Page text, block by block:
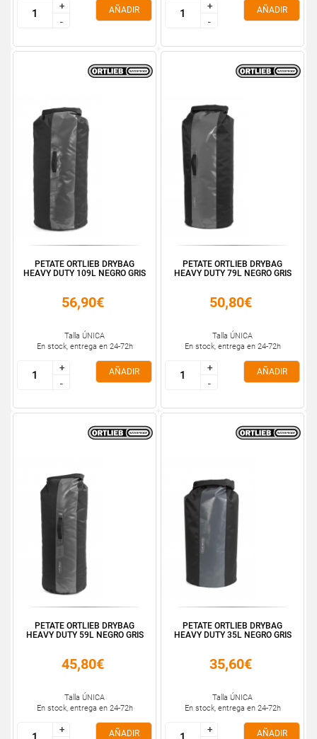
+
-
+
-
AÑADIR
+
-
+
-
AÑADIR
PETATE ORTLIEB DRYBAG
HEAVY DUTY 109L NEGRO GRIS
56,90€
Talla ÚNICA
En stock, entrega en 24-72h
+
-
+
-
AÑADIR
PETATE ORTLIEB DRYBAG
HEAVY DUTY 79L NEGRO GRIS
50,80€
Talla ÚNICA
En stock, entrega en 24-72h
+
-
+
-
AÑADIR
PETATE ORTLIEB DRYBAG
HEAVY DUTY 59L NEGRO GRIS
45,80€
Talla ÚNICA
En stock, entrega en 24-72h
+
+
AÑADIR
PETATE ORTLIEB DRYBAG
HEAVY DUTY 35L NEGRO GRIS
35,60€
Talla ÚNICA
En stock, entrega en 24-72h
+
+
AÑADIR